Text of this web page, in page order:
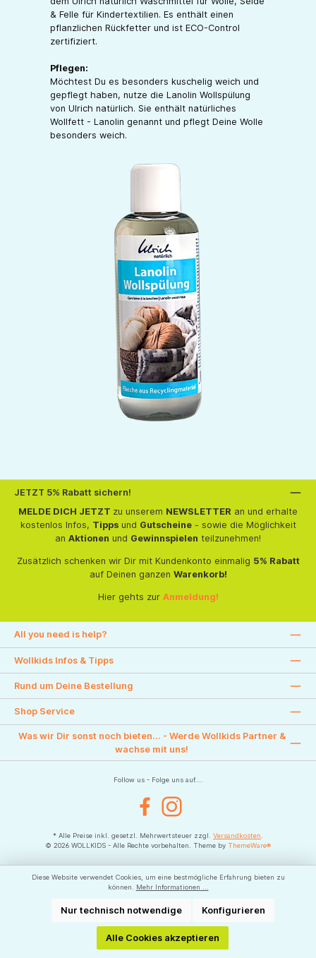
& Felle für Kindertextilien. Es enthält einen
pflanzlichen Rückfetter und ist ECO-Control
zertifiziert.
Pflegen:
Möchtest Du es besonders kuschelig weich und
gepflegt haben, nutze die Lanolin Wollspülung
von Ulrich natürlich. Sie enthält natürliches
Wollfett - Lanolin genannt und pflegt Deine Wolle
besonders weich.
JETZT 5% Rabatt sichern!
MELDE DICH JETZT zu unserem NEWSLETTER an und erhalte
kostenlos Infos, Tippsund Gutscheine- sowie die Möglichkeit
an Aktionen und Gewinnspielen teilzunehmen!
Zusätzlich schenken wir Dir mit Kundenkonto einmalig 5% Rabatt
auf Deinen ganzen Warenkorb!
Hier gehts zur Anmeldung!
All you need is help?
Wollkids Infos & Tipps
Rund um Deine Bestellung
Shop Service
Was wir Dir sonst noch bieten... - Werde Wollkids Partner &
wachse mit uns!
Follow us - Folge uns auf....
FacebookInstagram
* Alle Preise inkl. gesetzl. Mehrwertsteuer zzgl. Versandkosten
© 2026 WOLLKIDS - Alle Rechte vorbehalten. Theme by ThemeWare®
Diese Website verwendet Cookies, um eine bestmögliche Erfahrung bieten zu
können.
Mehr Informationen ...
Nur technisch notwendige Konfigurieren
Alle Cookies akzeptieren